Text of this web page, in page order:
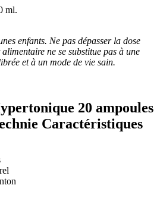
ml.
enfants. Ne pas dépasser la dose
ne se substitue pas à une
et à un mode de vie sain.
20 ampoules
Caractéristiques